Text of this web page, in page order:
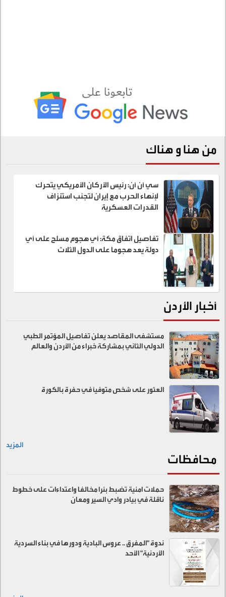
من هنا و هناك
سي أن أن: رئيس الأركان الأمريكي يتحرك
لإنهاء الحرب مع إيران لتجنب استنزاف
القدرات العسكرية
تفاصيل اتفاق مكة: أي هجوم مسلح على أي
دولة يعد هجوما على الدول الثلاث
أخبار الأردن
مستشفى المقاصد يعلن تفاصيل المؤتمر الطبي
الدولي الثاني بمشاركة خبراء من الأردن والعالم
العثور على شخص متوفيًا في حفرة بالكورة
المزيد
محافظات
حملات امنية تضبط بئرا مخالفا واعتداءات على خطوط
ناقلة في بيادر وادي السير ومعان
ندوة "المفرق .. عروس البادية ودورها في بناء السردية
الأردنية" الأحد